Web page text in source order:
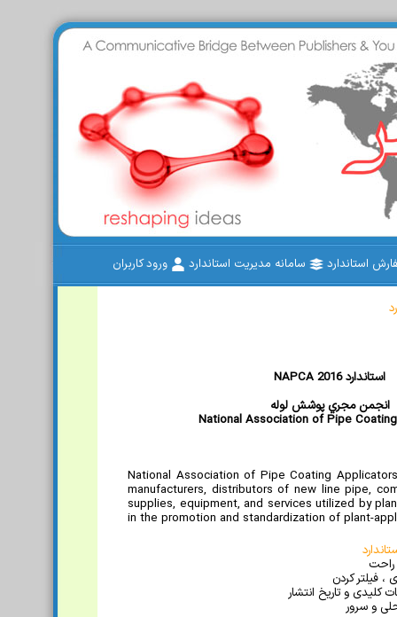
استاندارد سامانه مدیریت استاندارد ورود کاربران
NAPCA 2016 استاندارد
انجمن مجري پوشش لوله
National Association of Pipe
National Association of Pipe Coating
manufacturers, distributors of new line pipe,
supplies, equipment, and services utilized by
in the promotion and standardization of plant-
راحت
فیلتر کردن
کلیدی و تاریخ انتشار
و سرور